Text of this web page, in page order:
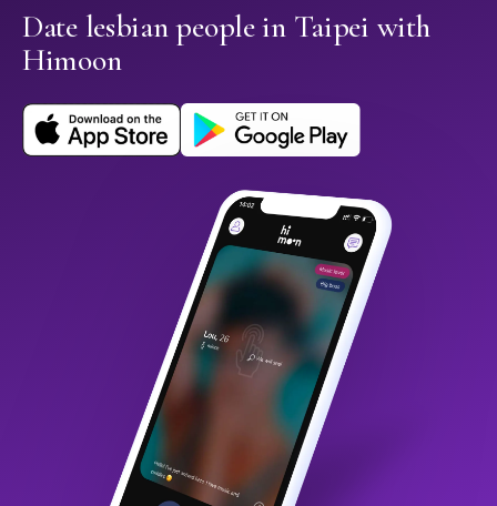
Date lesbian people in Taipei with
Himoon